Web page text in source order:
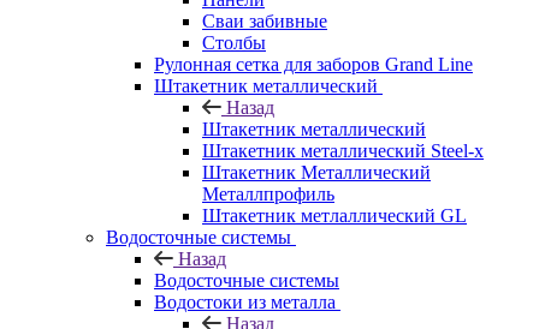
Сваи забивные
Столбы
Рулонная сетка для заборов Grand Line
Штакетник металлический
Назад
Штакетник металлический
Штакетник металлический Steel-x
Штакетник Металлический
Металлпрофиль
Штакетник метлаллический GL
Водосточные системы
Назад
Водосточные системы
Водостоки из металла
Назад